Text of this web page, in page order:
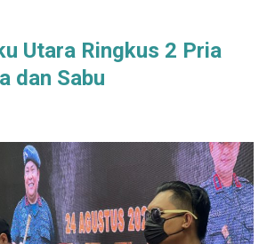
Utara Ringkus 2 Pria
dan Sabu